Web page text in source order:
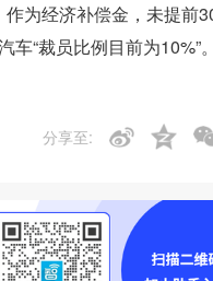
为经济补偿金，未提前
车“裁员比例目前为10%”
分享至: